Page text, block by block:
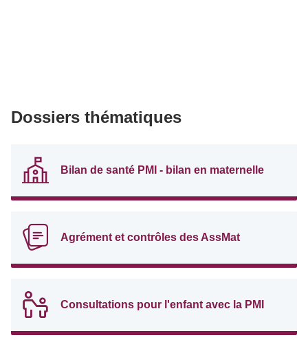
Dossiers thématiques
Bilan de santé PMI - bilan en maternelle
Agrément et contrôles des AssMat
Consultations pour l'enfant avec la PMI